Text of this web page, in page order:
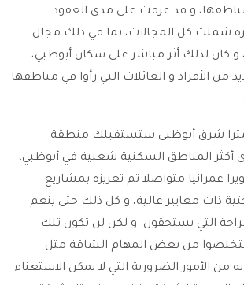
و قد عرفت على مدى العقود
شملت كل المجالات، بما في ذلك مجال
و كان لذلك أثر مباشر على سكان أبوظبي،
من الأفراد و العائلات التي رأوا في مناطقها
40 كيلومترا شرق أبوظبي ستستقبلك منطقة
أكثر المناطق السكنية شعبية في أبوظبي،
عمرانيا متواصلا تم تعزيزه بمشاريع
ذات معايير عالية، و كل ذلك حتى ينعم
التي يستحقون. و لكن لن تكون تلك
يتخلصوا من بعض المهام الشاقة مثل
من الأمور الضرورية التي لا يمكن الاستغناء